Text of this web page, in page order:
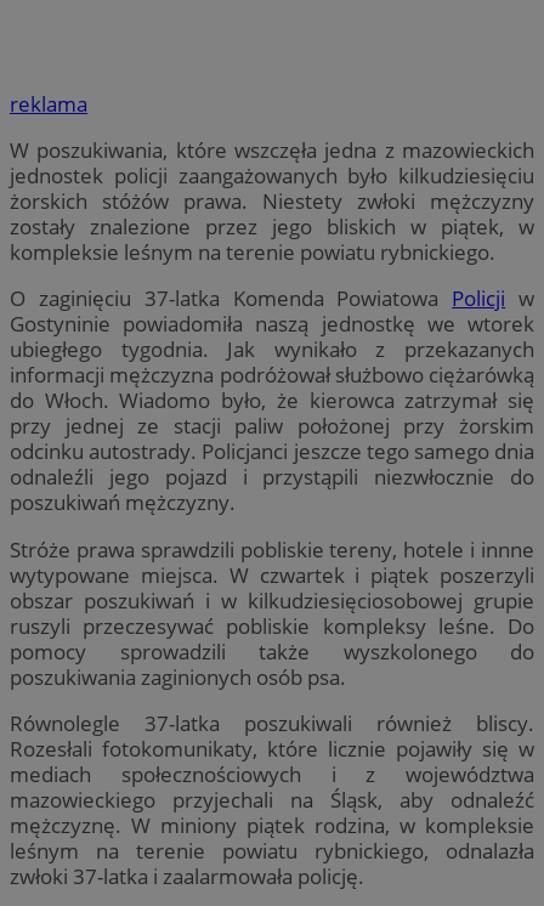
reklama
W poszukiwania, które wszczęła jedna z mazowieckich
jednostek policji zaangażowanych było kilkudziesięciu
żorskich stóżów prawa. Niestety zwłoki mężczyzny
zostały znalezione przez jego bliskich w piątek, w
kompleksie leśnym na terenie powiatu rybnickiego.
O zaginięciu 37-latka Komenda Powiatowa Policji w
Gostyninie powiadomiła naszą jednostkę we wtorek
ubiegłego tygodnia. Jak wynikało z przekazanych
informacji mężczyzna podróżował służbowo ciężarówką
do Włoch. Wiadomo było, że kierowca zatrzymał się
przy jednej ze stacji paliw położonej przy żorskim
odcinku autostrady. Policjanci jeszcze tego samego dnia
odnaleźli jego pojazd i przystąpili niezwłocznie do
poszukiwań mężczyzny.
Stróże prawa sprawdzili pobliskie tereny, hotele i innne
wytypowane miejsca. W czwartek i piątek poszerzyli
obszar poszukiwań i w kilkudziesięciosobowej grupie
ruszyli przeczesywać pobliskie kompleksy leśne. Do
pomocy sprowadzili także wyszkolonego do
poszukiwania zaginionych osób psa.
Równolegle 37-latka poszukiwali również bliscy.
Rozesłali fotokomunikaty, które licznie pojawiły się w
mediach społecznościowych i z województwa
mazowieckiego przyjechali na Śląsk, aby odnaleźć
mężczyznę. W miniony piątek rodzina, w kompleksie
leśnym na terenie powiatu rybnickiego, odnalazła
zwłoki 37-latka i zaalarmowała policję.